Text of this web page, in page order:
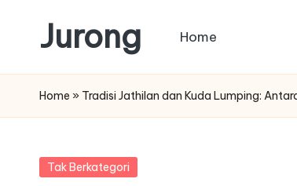
content
Jurong Home
Home » Tradisi Jathilan dan Kuda Lumping:
Posted
Tak Berkategori